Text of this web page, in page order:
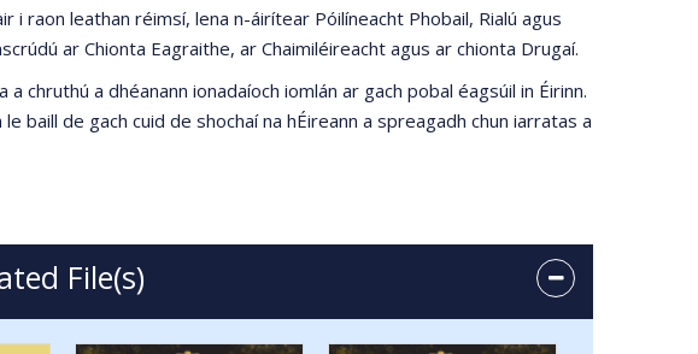
i raon leathan réimsí, lena n-áirítear Póilíneacht Phobail, Rialú agus
ar Chionta Eagraithe, ar Chaimiléireacht agus ar chionta Drugaí.
chruthú a dhéanann ionadaíoch iomlán ar gach pobal éagsúil in Éirinn.
baill de gach cuid de shochaí na hÉireann a spreagadh chun iarratas a
File(s)